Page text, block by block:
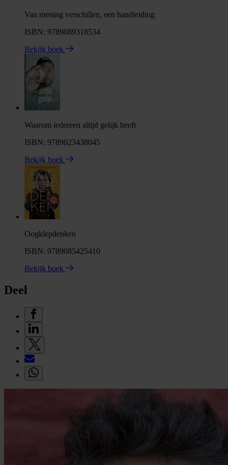
Van mening verschillen, een handleiding
ISBN: 9789089318534
Bekijk boek
Waarom iedereen altijd gelijk heeft
ISBN: 9789023438045
Bekijk boek
Oogklepdenken
ISBN: 9789085425410
Bekijk boek
Deel